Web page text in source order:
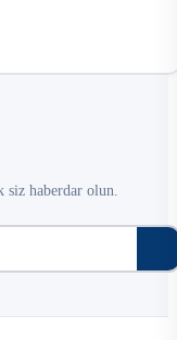
siz haberdar olun.